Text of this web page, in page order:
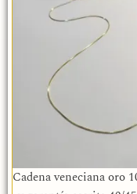
Cadena veneciana oro
la